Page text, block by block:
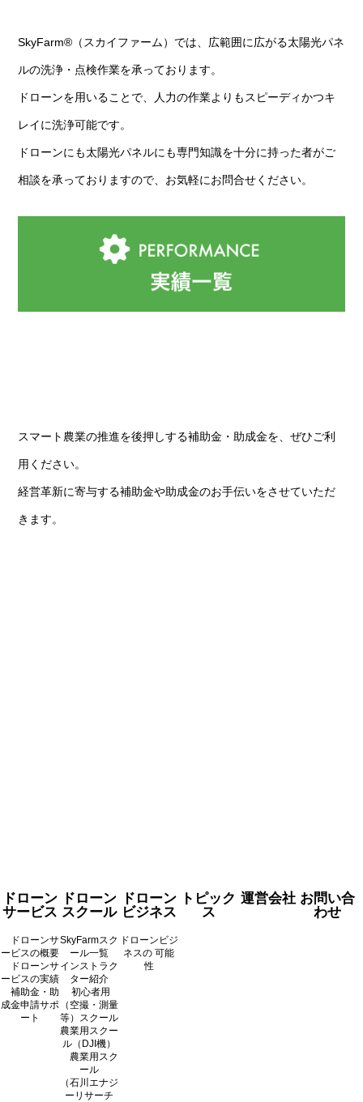
SkyFarm®（スカイファーム）では、広範囲に広がる太陽光パネ
ルの洗浄・点検作業を承っております。
ドローンを用いることで、人力の作業よりもスピーディかつキ
レイに洗浄可能です。
ドローンにも太陽光パネルにも専門知識を十分に持った者がご
相談を承っておりますので、お気軽にお問合せください。
スマート農業の推進を後押しする補助金・助成金を、ぜひご利
用ください。
経営革新に寄与する補助金や助成金のお手伝いをさせていただ
きます。
ドローン
サービス
ドローンサ
ービスの概要
ドローンサ
ービスの実績
補助金・助
成金申請サポ
ート
ドローン
スクール
SkyFarmスク
ール一覧
インストラク
ター紹介
初心者用
（空撮・測量
等）スクール
農業用スクー
ル（DJI機）
農業用スク
ール
（石川エナジ
ーリサーチ
ドローン
ビジネス
ドローンビジ
ネスの 可能
性
トピック
ス
運営会社 お問い合
わせ